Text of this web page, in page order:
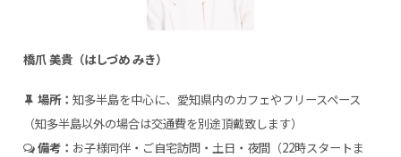
橋爪 美貴（はしづめ みき）
場所：知多半島を中心に、愛知県内のカフェやフリースペース
（知多半島以外の場合は交通費を別途頂戴致します）
備考： お子様同伴・ご自宅訪問・土日・夜間（22時スタートま